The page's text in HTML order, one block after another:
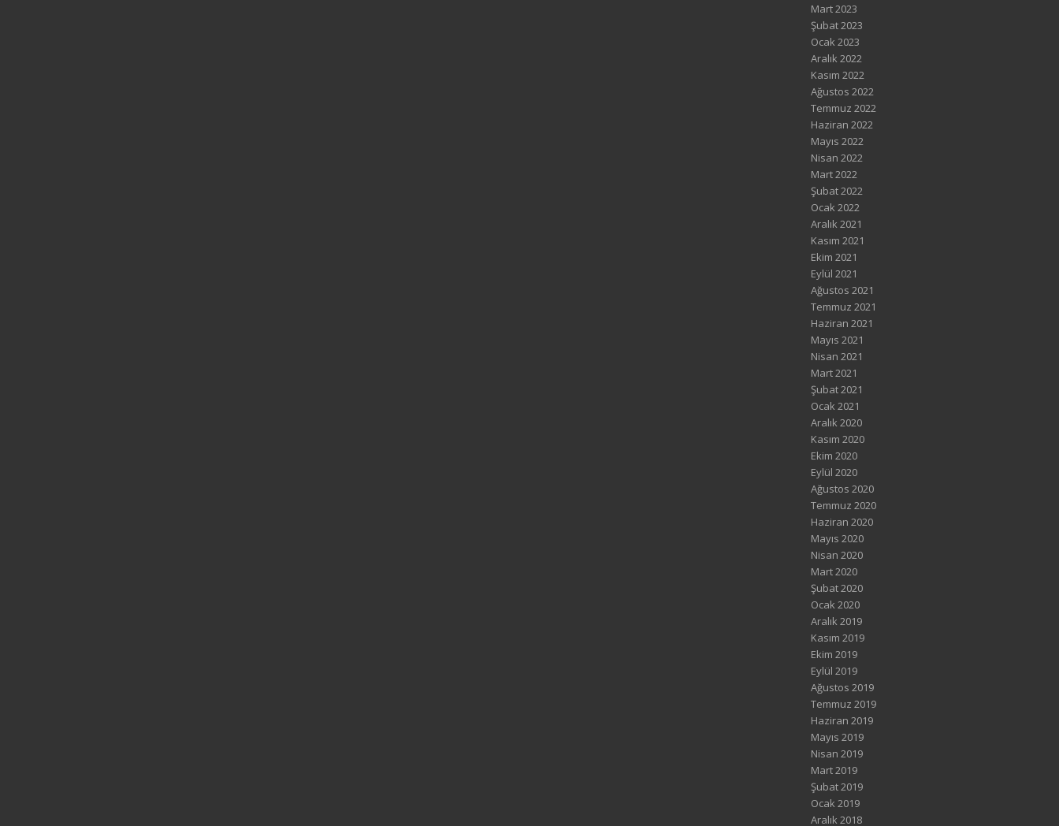
Mart 2023
Şubat 2023
Ocak 2023
Aralık 2022
Kasım 2022
Ağustos 2022
Temmuz 2022
Haziran 2022
Mayıs 2022
Nisan 2022
Mart 2022
Şubat 2022
Ocak 2022
Aralık 2021
Kasım 2021
Ekim 2021
Eylül 2021
Ağustos 2021
Temmuz 2021
Haziran 2021
Mayıs 2021
Nisan 2021
Mart 2021
Şubat 2021
Ocak 2021
Aralık 2020
Kasım 2020
Ekim 2020
Eylül 2020
Ağustos 2020
Temmuz 2020
Haziran 2020
Mayıs 2020
Nisan 2020
Mart 2020
Şubat 2020
Ocak 2020
Aralık 2019
Kasım 2019
Ekim 2019
Eylül 2019
Ağustos 2019
Temmuz 2019
Haziran 2019
Mayıs 2019
Nisan 2019
Mart 2019
Şubat 2019
Ocak 2019
Aralık 2018